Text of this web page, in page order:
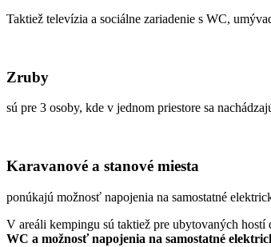
Taktiež televízia a sociálne zariadenie s WC,
Zruby
sú pre 3 osoby, kde v jednom priestore sa
Karavanové a stanové miesta
ponúkajú možnosť napojenia na samostatné
V areáli kempingu sú taktiež pre ubytovaných hostí
WC a možnosť napojenia na samostatné